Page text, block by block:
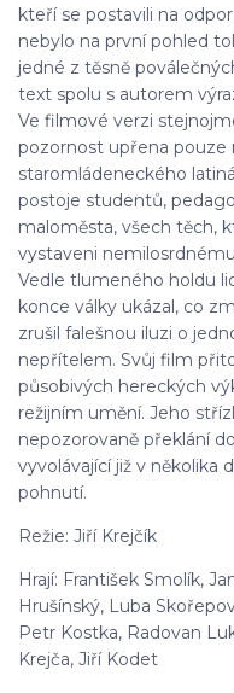
kteří se postavili na
nebylo na první pohled
jedné z těsně
text spolu s autorem
Ve filmové verzi
pozornost upřena pouze
staromládeneckého
postoje studentů,
maloměsta, všech těch,
vystaveni
Vedle tlumeného holdu
konce války ukázal, co
zrušil falešnou iluzi o
nepřítelem. Svůj film
působivých hereckých
režijním umění. Jeho
nepozorovaně překlání
vyvolávající již v několika
pohnutí.
Režie: Jiří Krejčík
Hrají: František Smolík,
Hrušínský, Luba
Petr Kostka, Radovan
Krejča, Jiří Kodet